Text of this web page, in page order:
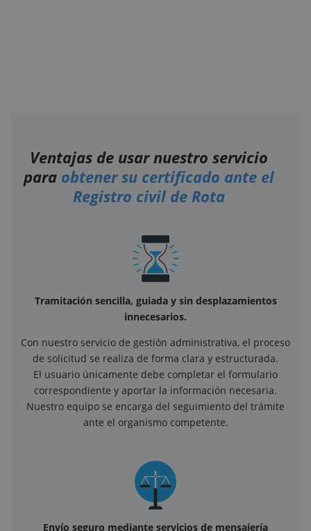
Ventajas de usar nuestro servicio
para obtener su certificado ante el
Registro civil de Rota
Tramitación sencilla, guiada y sin desplazamientos
innecesarios.
Con nuestro servicio de gestión administrativa, el proceso
de solicitud se realiza de forma clara y estructurada.
El usuario únicamente debe completar el formulario
correspondiente y aportar la información necesaria.
Nuestro equipo se encarga del seguimiento del trámite
ante el organismo competente.
Envío seguro mediante servicios de mensajería